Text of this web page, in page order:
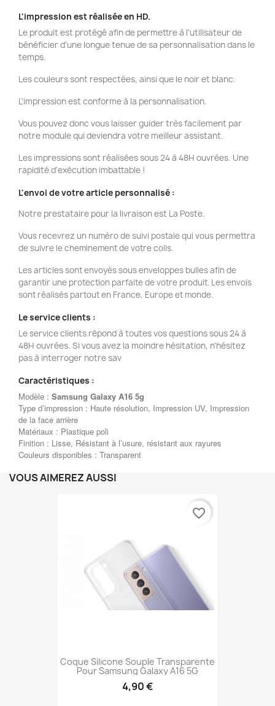
L'impression est réalisée en HD.
Le produit est protégé afin de permettre à l'utilisateur de
bénéficier d'une longue tenue de sa personnalisation dans le
temps.
Les couleurs sont respectées, ainsi que le noir et blanc.
L'impression est conforme à la personnalisation.
Vous pouvez donc vous laisser guider très facilement par
notre module qui deviendra votre meilleur assistant.
Les impressions sont réalisées sous 24 à 48H ouvrées. Une
rapidité d'exécution imbattable !
L'envoi de votre article personnalisé :
Notre prestataire pour la livraison est La Poste.
Vous recevrez un numéro de suivi postale qui vous permettra
de suivre le cheminement de votre colis.
Les articles sont envoyés sous enveloppes bulles afin de
garantir une protection parfaite de votre produit. Les envois
sont réalisés partout en France, Europe et monde.
Le service clients :
Le service clients répond à toutes vos questions sous 24 à
48H ouvrées. Si vous avez la moindre hésitation, n'hésitez
pas à interroger notre sav
Caractéristiques :
Modèle : Samsung Galaxy A16 5g
Type d’impression : Haute résolution, Impression UV, Impression
de la face arrière
Matériaux : Plastique poli
Finition : Lisse, Résistant à l’usure, résistant aux rayures
Couleurs disponibles : Transparent
VOUS AIMEREZ AUSSI
Coque Silicone Souple Transparente
Pour Samsung Galaxy A16 5G
4,90 €
favorite_border